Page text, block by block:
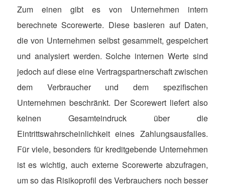
Zum einen gibt es von Unternehmen intern
berechnete Scorewerte. Diese basieren auf Daten,
die von Unternehmen selbst gesammelt, gespeichert
und analysiert werden. Solche internen Werte sind
jedoch auf diese eine Vertragspartnerschaft zwischen
dem Verbraucher und dem spezifischen
Unternehmen beschränkt. Der Scorewert liefert also
keinen Gesamteindruck über die
Eintrittswahrscheinlichkeit eines Zahlungsausfalles.
Für viele, besonders für kreditgebende Unternehmen
ist es wichtig, auch externe Scorewerte abzufragen,
um so das Risikoprofil des Verbrauchers noch besser